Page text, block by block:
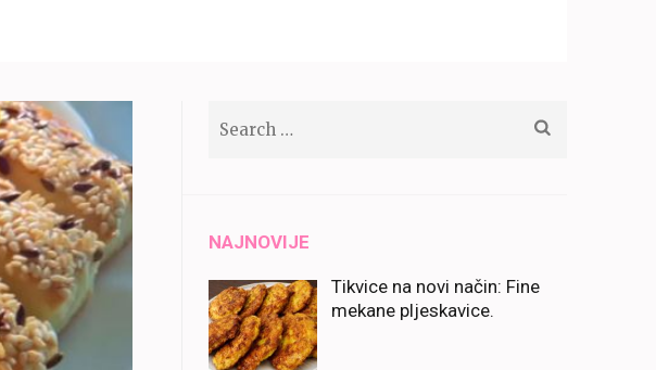
NAJNOVIJE
Tikvice na novi način: Fine
mekane pljeskavice.